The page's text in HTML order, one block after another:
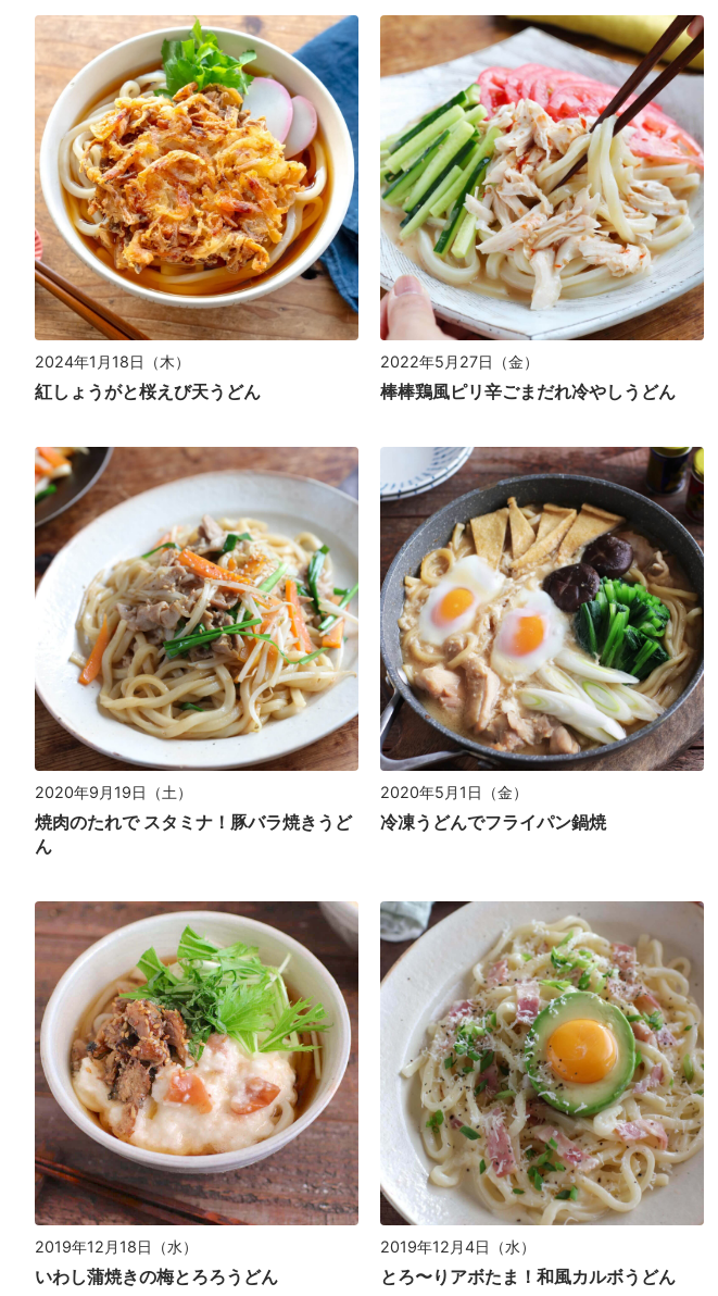
2024年1月18日（木）
紅しょうがと桜えび天うどん
2022年5月27日（金）
棒棒鶏風ピリ辛ごまだれ冷やしうどん
2020年9月19日（土）
焼肉のたれで スタミナ！豚バラ焼きうど
ん
2020年5月1日（金）
冷凍うどんでフライパン鍋焼
2019年12月18日（水）
いわし蒲焼きの梅とろろうどん
2019年12月4日（水）
とろ〜りアボたま！和風カルボうどん